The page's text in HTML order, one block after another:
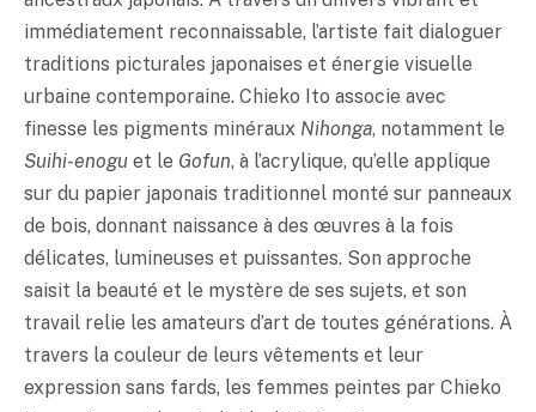
immédiatement reconnaissable, l’artiste fait dialoguer
traditions picturales japonaises et énergie visuelle
urbaine contemporaine. Chieko Ito associe avec
finesse les pigments minéraux Nihonga, notamment le
Suihi-enogu et le Gofun, à l’acrylique, qu’elle applique
sur du papier japonais traditionnel monté sur panneaux
de bois, donnant naissance à des œuvres à la fois
délicates, lumineuses et puissantes. Son approche
saisit la beauté et le mystère de ses sujets, et son
travail relie les amateurs d’art de toutes générations. À
travers la couleur de leurs vêtements et leur
expression sans fards, les femmes peintes par Chieko